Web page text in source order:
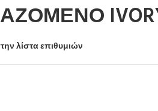
λίστα επιθυμιών